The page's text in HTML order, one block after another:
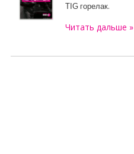
TIG горелак.
Читать дальше »